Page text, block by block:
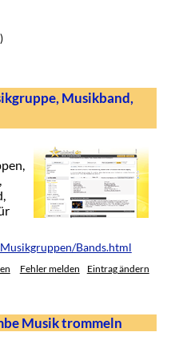
Musikband,
Bands.html
Fehler melden Eintrag ändern
Musik trommeln